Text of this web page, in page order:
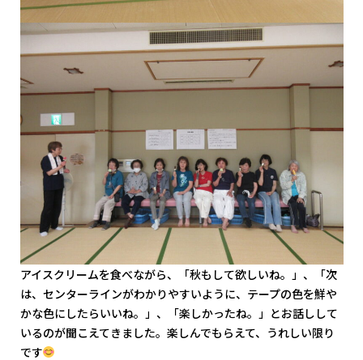
アイスクリームを食べながら、「秋もして欲しいね。」、「次
は、センターラインがわかりやすいように、テープの色を鮮や
かな色にしたらいいね。」、「楽しかったね。」とお話しして
いるのが聞こえてきました。楽しんでもらえて、うれしい限り
です